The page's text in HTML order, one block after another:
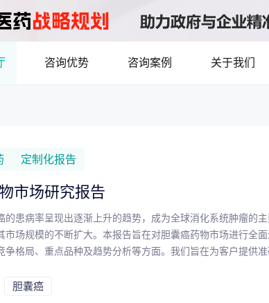
服务
产品定价策略
了解目标领域和市场情况，发现潜在
研发管线分析 靶点筛选 竞品分析
咨询优势 咨询案例 关于我们
定制化报告
市场研究报告
的患病率呈现出逐渐上升的趋势，成为全球消化系统肿瘤的
市场规模的不断扩大。本报告旨在对胆囊癌药物市场进行全
争格局、重点品种及趋势分析等方面。我们旨在为客户提供
胆囊癌